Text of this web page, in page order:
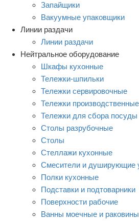
Запайщики
Вакуумные упаковщики
Линии раздачи
Линии раздачи
Нейтральное оборудование
Шкафы кухонные
Тележки-шпильки
Тележки сервировочные
Тележки производственные
Тележки для сбора посуды
Столы разрубочные
Столы
Стеллажи кухонные
Смесители и душирующие
Полки кухонные
Подставки и подтоварники
Поверхности рабочие
Ванны моечные и раковины